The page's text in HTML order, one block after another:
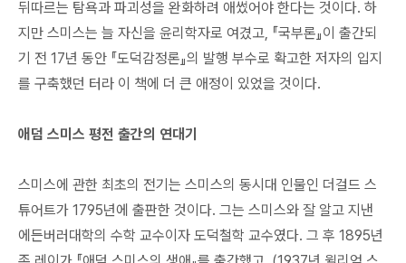
뒤따르는 탐욕과 파괴성을 완화하려 애썼어야 한다는 것이다. 하
지만 스미스는 늘 자신을 윤리학자로 여겼고, 『국부론』이 출간되
기 전 17년 동안 『도덕감정론』의 발행 부수로 확고한 저자의 입지
를 구축했던 터라 이 책에 더 큰 애정이 있었을 것이다.
애덤 스미스 평전 출간의 연대기
스미스에 관한 최초의 전기는 스미스의 동시대 인물인 더걸드 스
튜어트가 1795년에 출판한 것이다. 그는 스미스와 잘 알고 지낸
에든버러대학의 수학 교수이자 도덕철학 교수였다. 그 후 1895년